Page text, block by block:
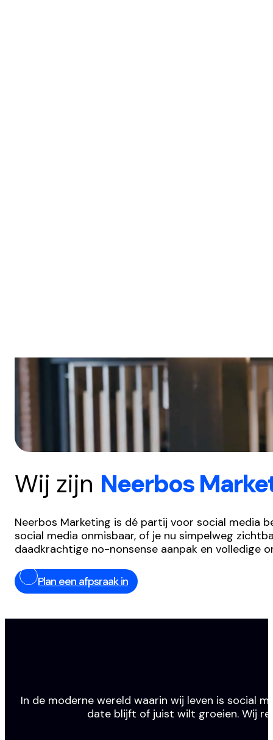
Wij zijn Neerbos
Neerbos Marketing is dé partij voor social media
social media onmisbaar, of je nu simpelweg
daadkrachtige no-nonsense aanpak en volledige
Plan een afpsraak in
In de moderne wereld waarin wij leven is social
date blijft of juist wilt groeien. Wij